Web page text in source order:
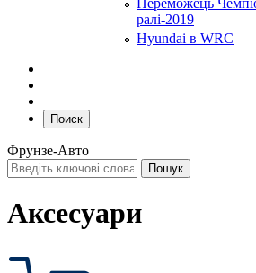
ралі-2019
Hyundai в WRC
Поиск
Фрунзе-Авто
Аксесуари